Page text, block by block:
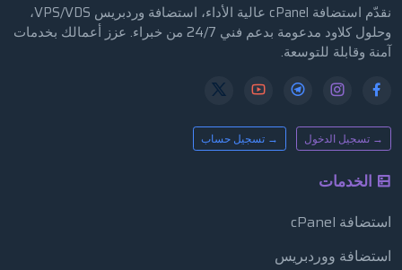
نقدّم استضافة cPanel عالية الأداء، استضافة وردبريس VPS/VDS،
وحلول كلاود مدعومة بدعم فني 24/7 من خبراء. عزز أعمالك بخدمات
آمنة وقابلة للتوسعة.
→ تسجيل الدخول → تسجيل حساب
الخدمات
استضافة cPanel
استضافة ووردبريس